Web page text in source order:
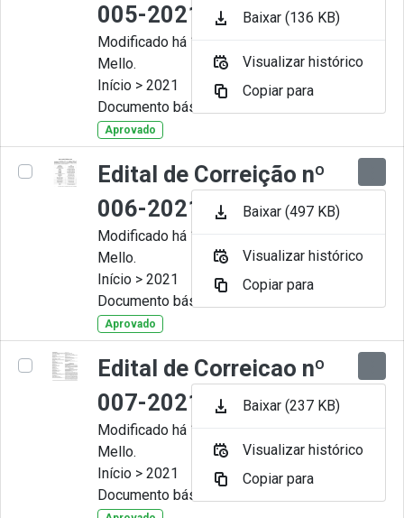
005-2021
Modificado há 11 Meses por Artur
Mello.
Início > 2021
Documento básico
Aprovado
Edital de Correição nº
006-2021
Modificado há 11 Meses por Artur
Mello.
Início > 2021
Documento básico
Aprovado
Edital de Correicao nº
007-2021
Modificado há 11 Meses por Artur
Mello.
Início > 2021
Documento básico
Baixar (136 KB)
Visualizar histórico
Copiar para
Baixar (497 KB)
Visualizar histórico
Copiar para
Baixar (237 KB)
Visualizar histórico
Copiar para